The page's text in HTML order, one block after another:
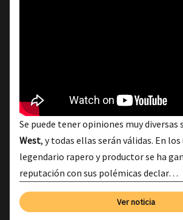
Se puede tener opiniones muy diversas
West, y todas ellas serán válidas. En
legendario rapero y productor se ha
reputación con sus polémicas declar…
Ver noticia